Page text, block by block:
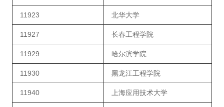
11923 北华大学
11927 长春工程学院
11929 哈尔滨学院
11930 黑龙江工程学院
11940 上海应用技术大学